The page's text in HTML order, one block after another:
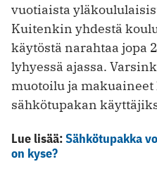
vuotiaista
Kuitenkin yhdestä
käytöstä narahtaa jopa
lyhyessä ajassa.
muotoilu ja
sähkötupakan
Lue lisää:Sähkötupakka
on kyse?